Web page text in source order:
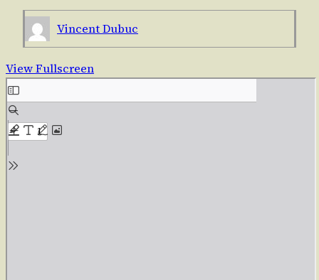
Vincent Dubuc
View Fullscreen